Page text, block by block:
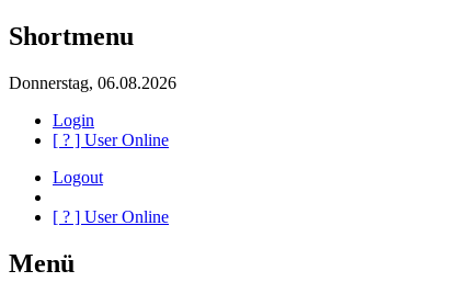
Shortmenu
Donnerstag, 06.08.2026
Login
[ ? ] User Online
Logout
[ ? ] User Online
Menü